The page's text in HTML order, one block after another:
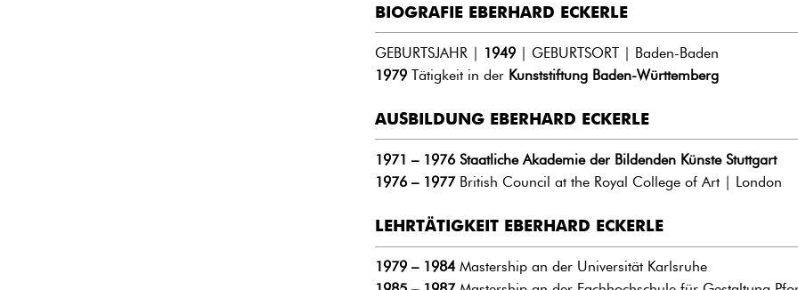
BIOGRAFIE EBERHARD ECKERLE
GEBURTSJAHR | 1949 | GEBURTSORT | Baden-Baden
1979 Tätigkeit in der Kunststiftung Baden-Württemberg
AUSBILDUNG EBERHARD ECKERLE
1971 – 1976 Staatliche Akademie der Bildenden Künste Stuttgart
1976 – 1977British Council at the Royal College of Art | London
LEHRTÄTIGKEIT EBERHARD ECKERLE
1979 – 1984 Mastership an der Universität Karlsruhe